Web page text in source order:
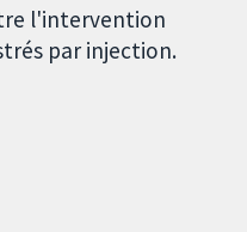
l'intervention
par injection.